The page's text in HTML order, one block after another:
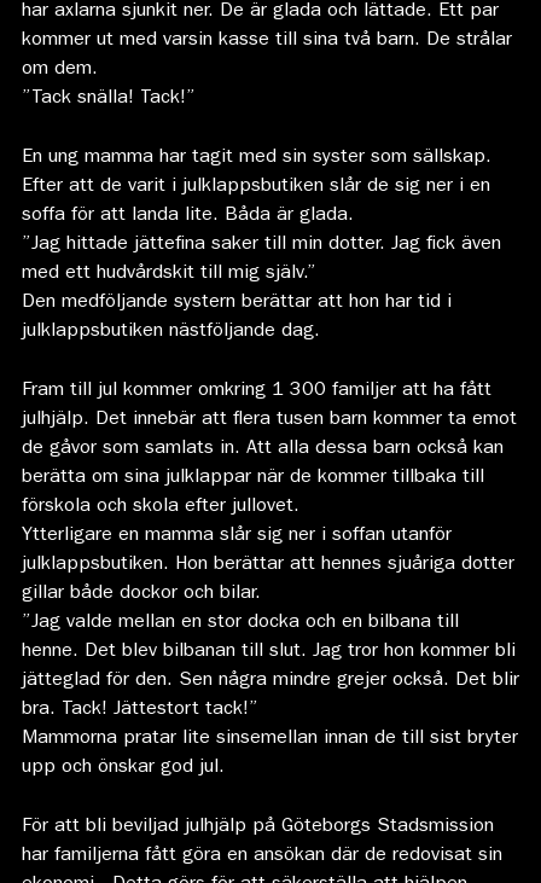
har axlarna sjunkit ner. De är glada och lättade. Ett par
kommer ut med varsin kasse till sina två barn. De strålar
om dem.
”Tack snälla! Tack!”
En ung mamma har tagit med sin syster som sällskap.
Efter att de varit i julklappsbutiken slår de sig ner i en
soffa för att landa lite. Båda är glada.
”Jag hittade jättefina saker till min dotter. Jag fick även
med ett hudvårdskit till mig själv.”
Den medföljande systern berättar att hon har tid i
julklappsbutiken nästföljande dag.
Fram till jul kommer omkring 1 300 familjer att ha fått
julhjälp. Det innebär att flera tusen barn kommer ta emot
de gåvor som samlats in. Att alla dessa barn också kan
berätta om sina julklappar när de kommer tillbaka till
förskola och skola efter jullovet.
Ytterligare en mamma slår sig ner i soffan utanför
julklappsbutiken. Hon berättar att hennes sjuåriga dotter
gillar både dockor och bilar.
”Jag valde mellan en stor docka och en bilbana till
henne. Det blev bilbanan till slut. Jag tror hon kommer bli
jätteglad för den. Sen några mindre grejer också. Det blir
bra. Tack! Jättestort tack!”
Mammorna pratar lite sinsemellan innan de till sist bryter
upp och önskar god jul.
För att bli beviljad julhjälp på Göteborgs Stadsmission
har familjerna fått göra en ansökan där de redovisat sin